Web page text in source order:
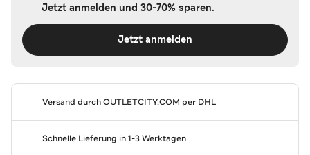
Jetzt anmelden und 30-70% sparen.
Jetzt anmelden
Versand durchOUTLETCITY.COM per DHL
Schnelle Lieferung in 1-3 Werktagen